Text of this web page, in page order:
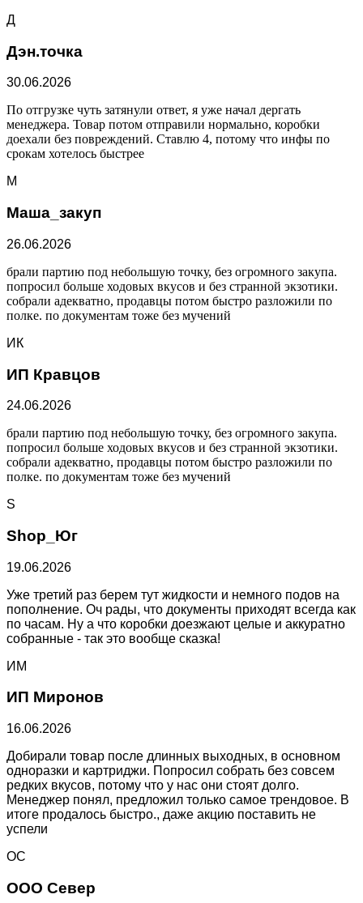
Д
Дэн.точка
30.06.2026
По отгрузке чуть затянули ответ, я уже начал дергать
менеджера. Товар потом отправили нормально, коробки
доехали без повреждений. Ставлю 4, потому что инфы по
срокам хотелось быстрее
М
Маша_закуп
26.06.2026
брали партию под небольшую точку, без огромного закупа.
попросил больше ходовых вкусов и без странной экзотики.
собрали адекватно, продавцы потом быстро разложили по
полке. по документам тоже без мучений
ИК
ИП Кравцов
24.06.2026
брали партию под небольшую точку, без огромного закупа.
попросил больше ходовых вкусов и без странной экзотики.
собрали адекватно, продавцы потом быстро разложили по
полке. по документам тоже без мучений
S
Shop_Юг
19.06.2026
Уже третий раз берем тут жидкости и немного подов на
пополнение. Оч рады, что документы приходят всегда как
по часам. Ну а что коробки доезжают целые и аккуратно
собранные - так это вообще сказка!
ИМ
ИП Миронов
16.06.2026
Добирали товар после длинных выходных, в основном
одноразки и картриджи. Попросил собрать без совсем
редких вкусов, потому что у нас они стоят долго.
Менеджер понял, предложил только самое трендовое. В
итоге продалось быстро., даже акцию поставить не
успели
ОС
ООО Север